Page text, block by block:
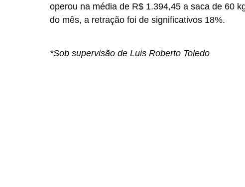
operou na média de R$ 1.394,45 a saca de 60
do mês, a retração foi de significativos 18%.
*Sob supervisão de Luis Roberto Toledo